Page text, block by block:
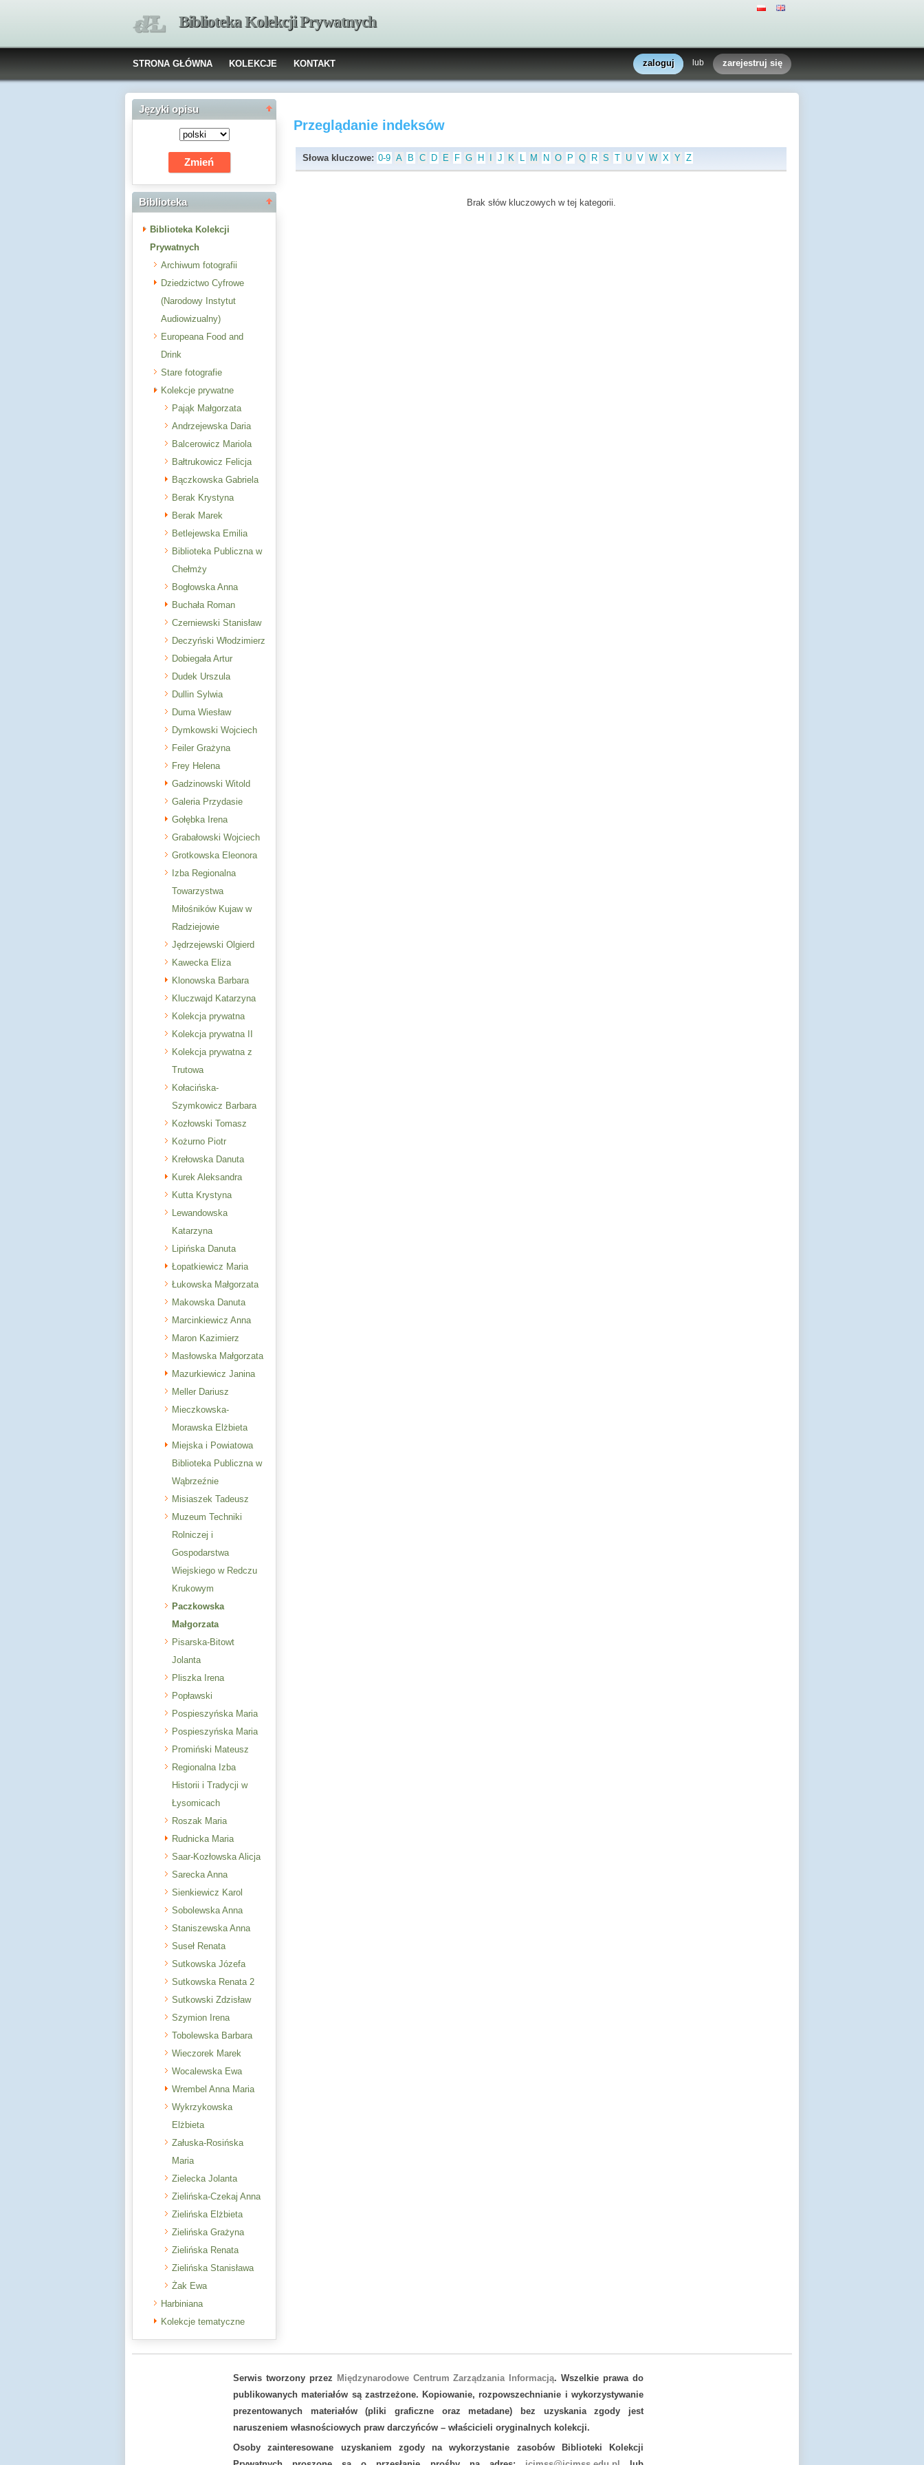
Biblioteka Kolekcji Prywatnych
STRONA GŁÓWNA KOLEKCJE KONTAKT zaloguj lub zarejestruj się
Języki opisu
Biblioteka
Biblioteka Kolekcji
Prywatnych
Archiwum fotografii
Dziedzictwo Cyfrowe
(Narodowy Instytut
Audiowizualny)
Europeana Food and
Drink
Stare fotografie
Kolekcje prywatne
Pająk Małgorzata
Andrzejewska Daria
Balcerowicz Mariola
Bałtrukowicz Felicja
Bączkowska Gabriela
Berak Krystyna
Berak Marek
Betlejewska Emilia
Biblioteka Publiczna w
Chełmży
Bogłowska Anna
Buchała Roman
Czerniewski Stanisław
Deczyński Włodzimierz
Dobiegała Artur
Dudek Urszula
Dullin Sylwia
Duma Wiesław
Dymkowski Wojciech
Feiler Grażyna
Frey Helena
Gadzinowski Witold
Galeria Przydasie
Gołębka Irena
Grabałowski Wojciech
Grotkowska Eleonora
Izba Regionalna
Towarzystwa
Miłośników Kujaw w
Radziejowie
Jędrzejewski Olgierd
Kawecka Eliza
Klonowska Barbara
Kluczwajd Katarzyna
Kolekcja prywatna
Kolekcja prywatna II
Kolekcja prywatna z
Trutowa
Kołacińska-
Szymkowicz Barbara
Kozłowski Tomasz
Kożurno Piotr
Krełowska Danuta
Kurek Aleksandra
Kutta Krystyna
Lewandowska
Katarzyna
Lipińska Danuta
Łopatkiewicz Maria
Łukowska Małgorzata
Makowska Danuta
Marcinkiewicz Anna
Maron Kazimierz
Masłowska Małgorzata
Mazurkiewicz Janina
Meller Dariusz
Mieczkowska-
Morawska Elżbieta
Miejska i Powiatowa
Biblioteka Publiczna w
Wąbrzeźnie
Misiaszek Tadeusz
Muzeum Techniki
Rolniczej i
Gospodarstwa
Wiejskiego w Redczu
Krukowym
Paczkowska
Małgorzata
Pisarska-Bitowt
Jolanta
Pliszka Irena
Popławski
Pospieszyńska Maria
Pospieszyńska Maria
Promiński Mateusz
Regionalna Izba
Historii i Tradycji w
Łysomicach
Roszak Maria
Rudnicka Maria
Saar-Kozłowska Alicja
Sarecka Anna
Sienkiewicz Karol
Sobolewska Anna
Staniszewska Anna
Suseł Renata
Sutkowska Józefa
Sutkowska Renata 2
Sutkowski Zdzisław
Szymion Irena
Tobolewska Barbara
Wieczorek Marek
Wocalewska Ewa
Wrembel Anna Maria
Wykrzykowska
Elżbieta
Załuska-Rosińska
Maria
Zielecka Jolanta
Zielińska-Czekaj Anna
Zielińska Elżbieta
Zielińska Grażyna
Zielińska Renata
Zielińska Stanisława
Żak Ewa
Harbiniana
Kolekcje tematyczne
Przeglądanie indeksów
Słowa kluczowe: 0-9 A B C D E F G H J K L M N O P Q R S T U V W X Y Z
Brak słów kluczowych w tej kategorii.
Serwis tworzony przez Międzynarodowe Centrum Zarządzania Informacją. Wszelkie prawa do
publikowanych materiałów są zastrzeżone. Kopiowanie, rozpowszechnianie i wykorzystywanie
prezentowanych materiałów (pliki graficzne oraz metadane) bez uzyskania zgody jest
naruszeniem własnościowych praw darczyńców – właścicieli oryginalnych kolekcji.
Osoby zainteresowane uzyskaniem zgody na wykorzystanie zasobów Biblioteki Kolekcji